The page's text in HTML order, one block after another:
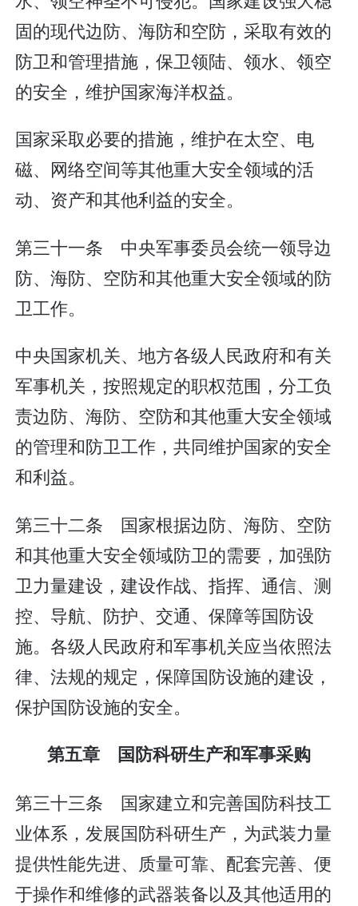
固的现代边防、海防和空防，采取有效的
防卫和管理措施，保卫领陆、领水、领空
的安全，维护国家海洋权益。
国家采取必要的措施，维护在太空、电
磁、网络空间等其他重大安全领域的活
动、资产和其他利益的安全。
第三十一条 中央军事委员会统一领导边
防、海防、空防和其他重大安全领域的防
卫工作。
中央国家机关、地方各级人民政府和有关
军事机关，按照规定的职权范围，分工负
责边防、海防、空防和其他重大安全领域
的管理和防卫工作，共同维护国家的安全
和利益。
第三十二条 国家根据边防、海防、空防
和其他重大安全领域防卫的需要，加强防
卫力量建设，建设作战、指挥、通信、测
控、导航、防护、交通、保障等国防设
施。各级人民政府和军事机关应当依照法
律、法规的规定，保障国防设施的建设，
保护国防设施的安全。
第五章 国防科研生产和军事采购
第三十三条 国家建立和完善国防科技工
业体系，发展国防科研生产，为武装力量
提供性能先进、质量可靠、配套完善、便
于操作和维修的武器装备以及其他适用的